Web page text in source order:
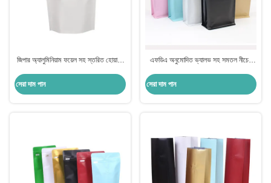
জিপার অ্যালুমিনিয়াম ফয়েল সহ স্তরিত হোয়াইট
সেরা দাম পান
এফডিএ অনুমোদিত ভ্যালভ সহ সমতল নীচের
সেরা দাম পান